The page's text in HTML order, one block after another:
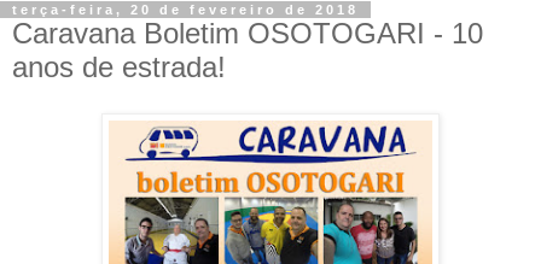
terça-feira, 20 de fevereiro de 2018
Caravana Boletim OSOTOGARI - 10
anos de estrada!